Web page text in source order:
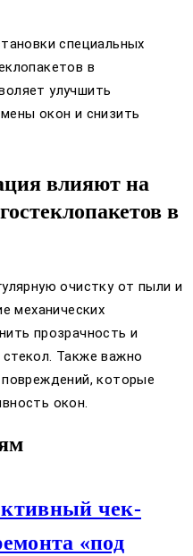
специальных
в
улучшить
окон и снизить
влияют на
в
очистку от пыли и
механических
прозрачность и
Также важно
которые
окон.
чек-
«под